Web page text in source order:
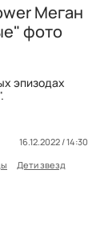
Меган
фото
эпизодах
16.12.2022 / 14:30
Дети звезд